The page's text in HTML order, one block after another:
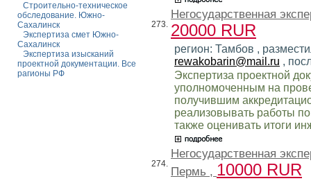
Строительно-техническое
обследование. Южно-
Сахалинск
Экспертиза смет Южно-
Сахалинск
Экспертиза изысканий
проектной документации. Все
рагионы РФ
273.
Негосударственная
20000 RUR
регион: Тамбов ,
rewakobarin@mail.ru ,
Экспертиза проектной
уполномоченным на
получившим
реализовывать работы
также оценивать итоги
274.
Негосударственная
Пермь , 10000 RUR